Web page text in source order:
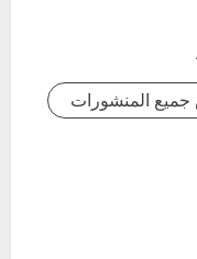
المنشورات